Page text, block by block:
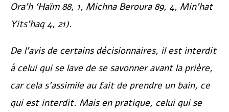
Ora’h ‘Haïm88, 1, Michna Beroura89, 4, Min’hat
Yits’haq4, 21).
De l’avis de certains décisionnaires, il est interdit
à celui qui se lave de se savonner avant la prière,
car cela s’assimile au fait de prendre un bain, ce
qui est interdit. Mais en pratique, celui qui se